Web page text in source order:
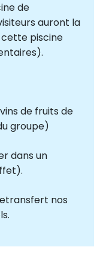
de
auront la
piscine
de fruits de
groupe)
dans un
nos